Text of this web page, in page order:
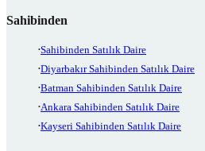
Sahibinden
Sahibinden Satılık Daire
Diyarbakır Sahibinden Satılık Daire
Batman Sahibinden Satılık Daire
Ankara Sahibinden Satılık Daire
Kayseri Sahibinden Satılık Daire